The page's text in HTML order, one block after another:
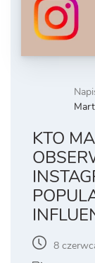
KTO
8